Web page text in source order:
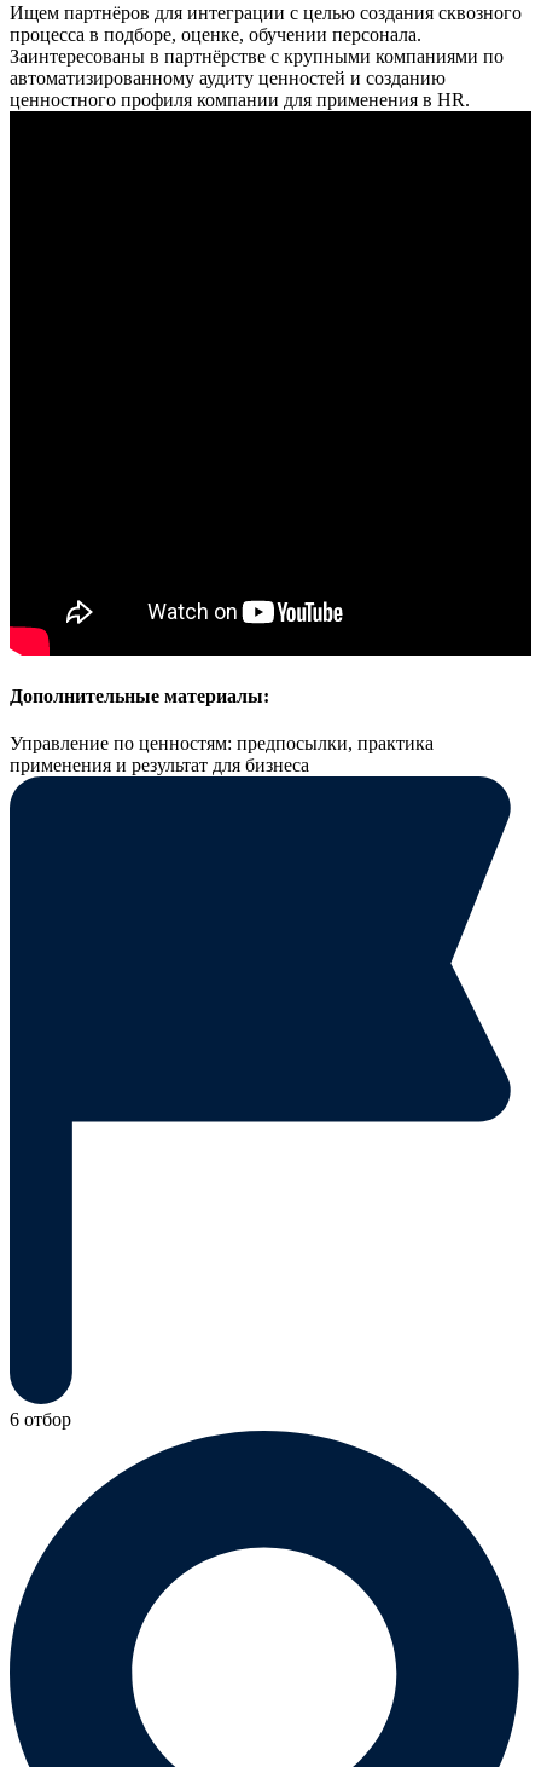
Ищем партнёров для интеграции с целью создания сквозного
процесса в подборе, оценке, обучении персонала.
Заинтересованы в партнёрстве с крупными компаниями по
автоматизированному аудиту ценностей и созданию
ценностного профиля компании для применения в HR.
Дополнительные материалы:
Управление по ценностям: предпосылки, практика
применения и результат для бизнеса
6 отбор